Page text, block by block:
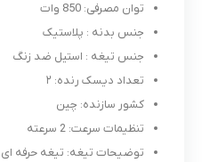
توان مصرفی: 850 وات
جنس بدنه : پلاستیک
جنس تیغه : استیل ضد زنگ
تعداد دیسک رنده: ۲
کشور سازنده: چین
تنظیمات سرعت: 2 سرعته
توضیحات تیغه: تیغه حرفه ای S-unit